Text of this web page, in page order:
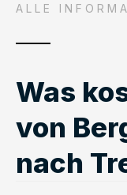
ALLE
Was
von
nach